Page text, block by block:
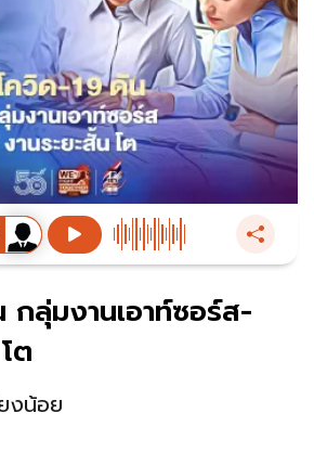
กลุ่มงานเอาท์ซอร์ส-
ต
งน้อย